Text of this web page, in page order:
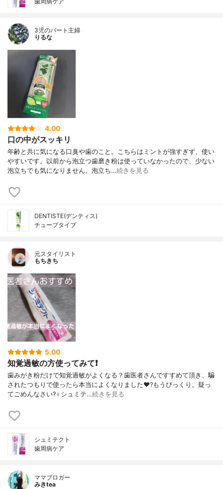
3児のパート主婦
りるな
4.00
口の中がスッキリ
年齢と共に気になる口臭や歯のこと。こちらはミントが強すぎず、使い
やすいです。以前から泡立つ歯磨き粉は使っていなかったので、少ない
泡立ちでも気になりません。泡立ち…続きを見る
DENTISTE(デンティス)
チューブタイプ
元スタイリスト
もちきち
5.00
知覚過敏の方使ってみて❗
歯みがき粉だけで知覚過敏がよくなる？歯医者さんですすめて頂き、騙
されたつもりで使ったら本当によくなりました♥️?もうびっくり。疑っ
てごめんなさい?‍♀️シュミテ…続きを見る
シュミテクト
歯周病ケア
ママブロガー
みきtea